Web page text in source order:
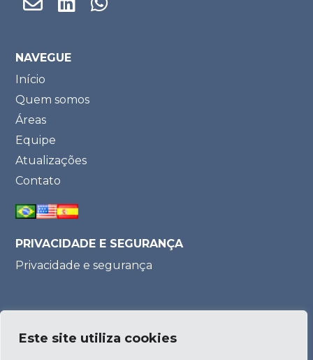
Este site utiliza cookies
NAVEGUE
Início
Quem somos
Áreas
Equipe
Atualizações
Contato
PRIVACIDADE E SEGURANÇA
Privacidade e segurança